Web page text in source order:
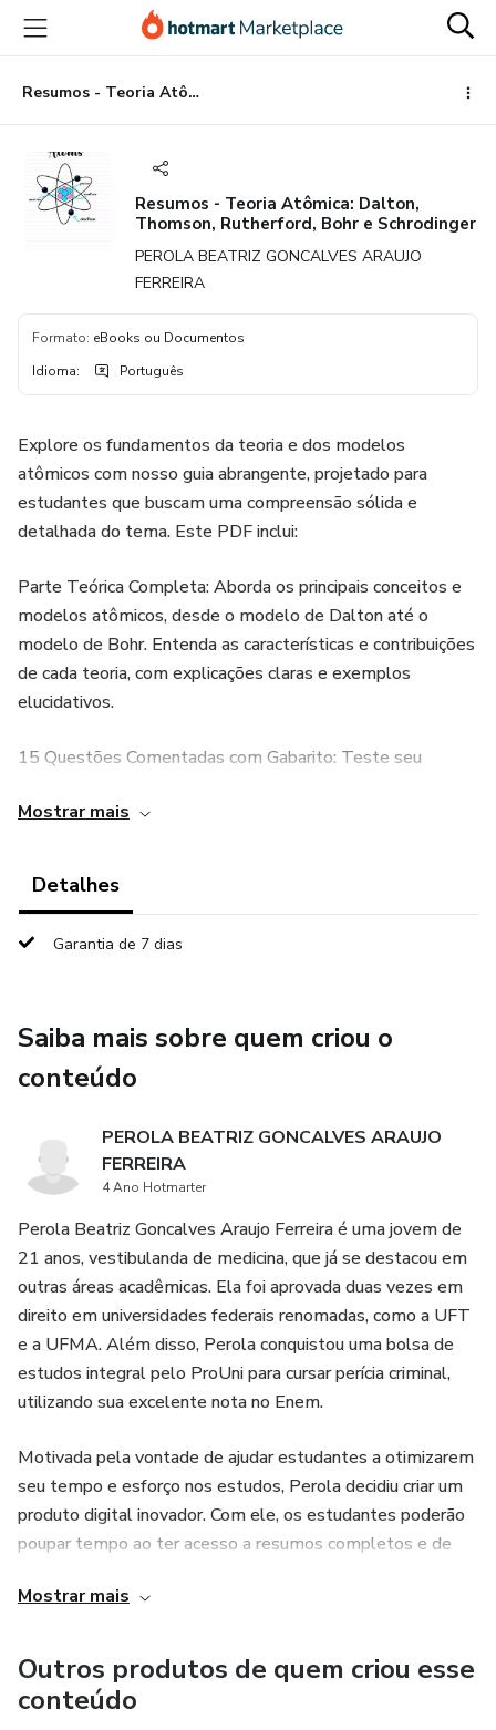
para
conteúdo
principal
para
pagamento
para
rodapé
Resumos - Teoria Atômica: Dalton, Thomson, Rutherford, Bohr e Schrodinger
Resumos - Teoria Atômica: Dalton,
Thomson, Rutherford, Bohr e Schrodinger
PEROLA BEATRIZ GONCALVES ARAUJO
FERREIRA
Formato: eBooks ou Documentos
Idioma: Português
Explore os fundamentos da teoria e dos modelos
atômicos com nosso guia abrangente, projetado para
estudantes que buscam uma compreensão sólida e
detalhada do tema. Este PDF inclui:
Parte Teórica Completa: Aborda os principais conceitos e
modelos atômicos, desde o modelo de Dalton até o
modelo de Bohr. Entenda as características e contribuições
de cada teoria, com explicações claras e exemplos
elucidativos.
15 Questões Comentadas com Gabarito: Teste seu
selecionadas e comentadas. Cada questão vem
consolidar o entendimento e a preparar-se eficazmente
Ideal para quem se prepara para vestibulares e concursos,
Aproveite esta oportunidade para dominar os conceitos
essenciais da química atômica e se destacar nos seus
Mostrar mais
Detalhes
Garantia de 7 dias
Saiba mais sobre quem criou o
conteúdo
PEROLA BEATRIZ GONCALVES ARAUJO
FERREIRA
4 Ano Hotmarter
Perola Beatriz Goncalves Araujo Ferreira é uma jovem de
21 anos, vestibulanda de medicina, que já se destacou em
outras áreas acadêmicas. Ela foi aprovada duas vezes em
direito em universidades federais renomadas, como a UFT
e a UFMA. Além disso, Perola conquistou uma bolsa de
estudos integral pelo ProUni para cursar perícia criminal,
utilizando sua excelente nota no Enem.
Motivada pela vontade de ajudar estudantes a otimizarem
seu tempo e esforço nos estudos, Perola decidiu criar um
produto digital inovador. Com ele, os estudantes poderão
poupar tempo ao ter acesso a resumos completos e de
formas de estudo ativas. Tudo isso por um baixo custo,
Com sua vasta experiência acadêmica e sua dedicação em
auxiliar outros estudantes, Perola Beatriz Goncalves
Mostrar mais
Outros produtos de quem criou esse
conteúdo